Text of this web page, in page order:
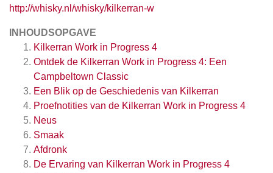
http://whisky.nl/whisky/kilkerran-w
INHOUDSOPGAVE
Kilkerran Work in Progress 4
Ontdek de Kilkerran Work in Progress 4: Een
Campbeltown Classic
Een Blik op de Geschiedenis van Kilkerran
Proefnotities van de Kilkerran Work in Progress 4
Neus
Smaak
Afdronk
De Ervaring van Kilkerran Work in Progress 4